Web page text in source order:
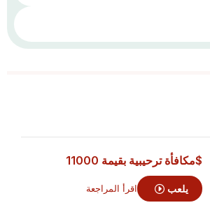
$مكافأة ترحيبية بقيمة 11000
يلعب اقرأ المراجعة